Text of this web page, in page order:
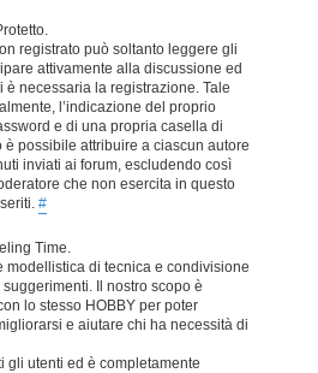
registrato può soltanto leggere gli
attivamente alla discussione ed
necessaria la registrazione. Tale
l’indicazione del proprio
e di una propria casella di
è possibile attribuire a ciascun autore
inviati ai forum, escludendo così
che non esercita in questo
#
Time.
modellistica di tecnica e condivisione
Il nostro scopo è
lo stesso HOBBY per poter
e aiutare chi ha necessità di
gli utenti ed è completamente